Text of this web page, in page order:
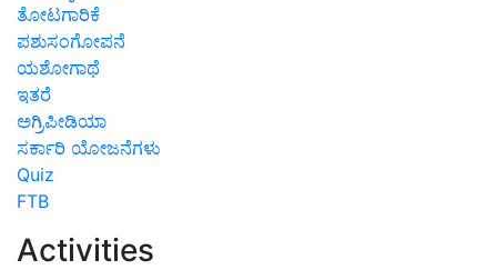
ತೋಟಗಾರಿಕೆ
ಪಶುಸಂಗೋಪನೆ
ಯಶೋಗಾಥೆ
ಇತರೆ
ಅಗ್ರಿಪೀಡಿಯಾ
ಸರ್ಕಾರಿ ಯೋಜನೆಗಳು
Quiz
FTB
Activities